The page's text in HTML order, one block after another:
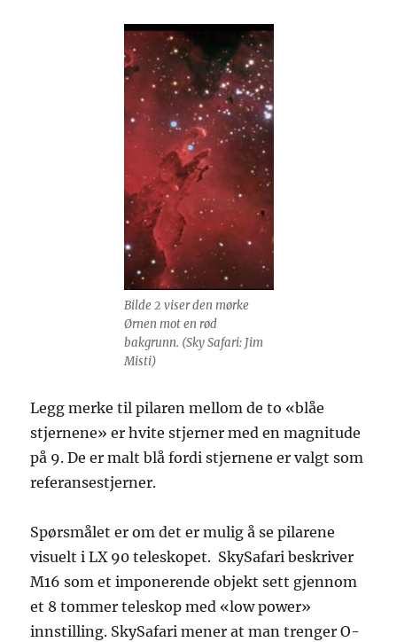
Bilde 2 viser den mørke
Ørnen mot en rød
bakgrunn. (Sky Safari: Jim
Misti)
Legg merke til pilaren mellom de to «blåe
stjernene» er hvite stjerner med en magnitude
på 9. De er malt blå fordi stjernene er valgt som
referansestjerner.
Spørsmålet er om det er mulig å se pilarene
visuelt i LX 90 teleskopet. SkySafari beskriver
M16 som et imponerende objekt sett gjennom
et 8 tommer teleskop med «low power»
innstilling. SkySafari mener at man trenger O-